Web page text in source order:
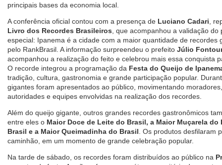
principais bases da economia local.
A conferência oficial contou com a presença de Luciano Cadari ,
Livro dos Recordes Brasileiros , que acompanhou a validação
especial: Ipanema é a cidade com a maior quantidade de recordes
pelo RankBrasil. A informação surpreendeu o prefeito Júlio
acompanhou a realização do feito e celebrou mais essa conquista
O recorde integrou a programação da Festa do Queijo de
tradição, cultura, gastronomia e grande participação popular.
gigantes foram apresentados ao público, movimentando
autoridades e equipes envolvidas na realização dos recordes.
Além do queijo gigante, outros grandes recordes gastronômicos
entre eles o Maior Doce de Leite do Brasil, a Maior Muçarela
Brasil e a Maior Queimadinha do Brasil . Os produtos desfilaram
caminhão, em um momento de grande celebração popular.
Na tarde de sábado, os recordes foram distribuídos ao público na